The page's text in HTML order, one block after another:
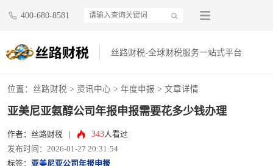
400-680-8581
丝路财税-全球财税服务一站式平台
位置： 丝路财税 > 资讯中心 > 年度申报 > 文章详情
亚美尼亚氨醇公司年报申报需要花多少钱办理
作者：丝路财税 343人看过
发布时间：2026-01-27 20:31:54
标签： 亚美尼亚公司年报申报